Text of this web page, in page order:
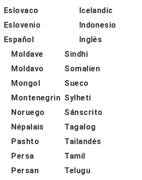
Eslovaco
Eslovenio
Español
Icelandic
Indonesio
Inglés
Moldave
Moldavo
Mongol
Montenegrin
Noruego
Népalais
Pashto
Persa
Persan
Sindhi
Somalien
Sueco
Sylheti
Sánscrito
Tagalog
Tailandés
Tamil
Telugu